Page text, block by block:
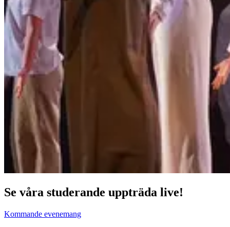
Se våra studerande uppträda live!
Kommande evenemang